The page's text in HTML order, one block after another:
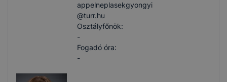
appelneplasekgyongyi​
@turr.hu
Osztályfőnök:
-
Fogadó óra:
-